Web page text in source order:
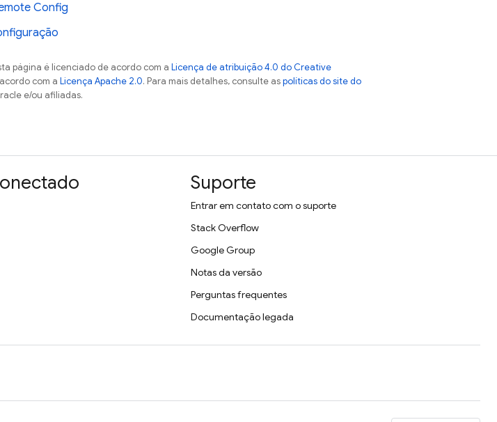
Config
página é licenciado de acordo com a Licença de atribuição 4.0 do Creative
com a Licença Apache 2.0. Para mais detalhes, consulte aspolíticas do site do
e/ou afiliadas.
Suporte
Entrar em contato com o suporte
Stack Overflow
Google Group
Notas da versão
Perguntas frequentes
Documentação legada